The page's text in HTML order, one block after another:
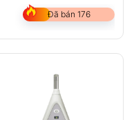
Đã bán 176